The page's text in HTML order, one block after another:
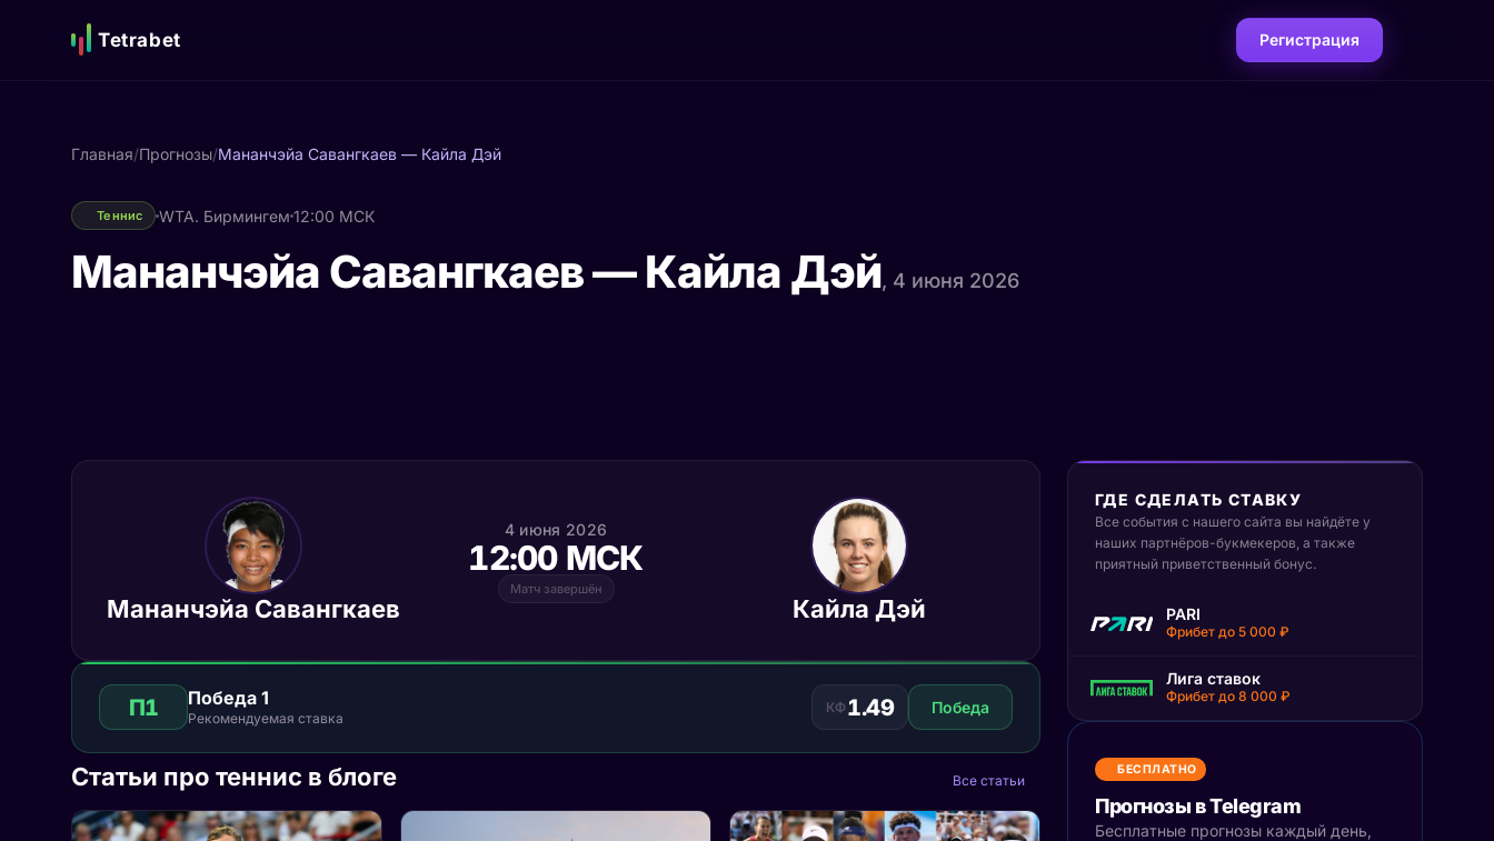
Tetrabet Регистрация
Главная/Прогнозы/Мананчэйа Савангкаев — Кайла Дэй
Теннис WTA. Бирмингем 12:00 МСК
Мананчэйа Савангкаев — Кайла Дэй, 4 июня 2026
Мананчэйа Савангкаев
4 июня 2026
12:00 МСК
Матч завершён
Кайла Дэй
П1 Победа 1
Рекомендуемая ставка
КФ 1.49 Победа
Статьи про теннис в блоге Все статьи
ГДЕ СДЕЛАТЬ СТАВКУ
Все события с нашего сайта вы найдёте у
наших партнёров-букмекеров, а также
приятный приветственный бонус.
PARI
Фрибет до 5 000 ₽
Лига ставок
Фрибет до 8 000 ₽
БЕСПЛАТНО
Прогнозы в Telegram
Бесплатные прогнозы каждый день,